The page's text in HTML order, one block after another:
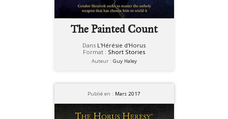
The Painted Count
Dans L'Hérésie d'Horus
Format : Short Stories
Auteur : Guy Haley
Publié en : Mars 2017